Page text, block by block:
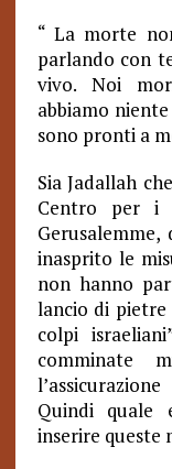
“La morte
parlando con
vivo. Noi
abbiamo
sono pronti a
Sia Jadallah
Centro per i
inasprito le
non hanno
lancio di
colpi
comminate
Quindi quale
inserire queste